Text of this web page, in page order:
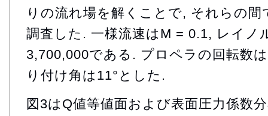
りの流れ場を解くことで, それらの間
調査した. 一様流速はM = 0.1, レイノ
3,700,000である. プロペラの回転数
り付け角は11°とした.
図3はQ値等値面および表面圧力係数